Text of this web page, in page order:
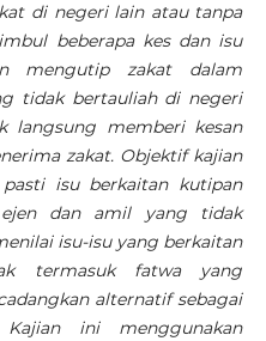
di negeri lain atau tanpa
beberapa kes dan isu
mengutip zakat dalam
tidak bertauliah di negeri
langsung memberi kesan
zakat. Objektif kajian
isu berkaitan kutipan
dan amil yang tidak
isu-isu yang berkaitan
termasuk fatwa yang
alternatif sebagai
ini menggunakan